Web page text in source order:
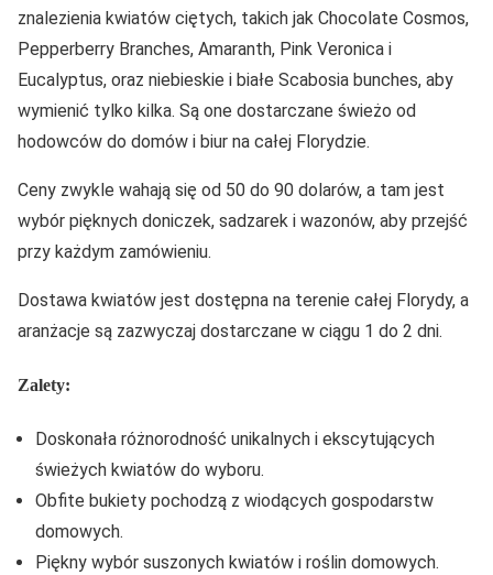
znalezienia kwiatów ciętych, takich jak Chocolate Cosmos,
Pepperberry Branches, Amaranth, Pink Veronica i
Eucalyptus, oraz niebieskie i białe Scabosia bunches, aby
wymienić tylko kilka. Są one dostarczane świeżo od
hodowców do domów i biur na całej Florydzie.
Ceny zwykle wahają się od 50 do 90 dolarów, a tam jest
wybór pięknych doniczek, sadzarek i wazonów, aby przejść
przy każdym zamówieniu.
Dostawa kwiatów jest dostępna na terenie całej Florydy, a
aranżacje są zazwyczaj dostarczane w ciągu 1 do 2 dni.
Zalety:
Doskonała różnorodność unikalnych i ekscytujących
świeżych kwiatów do wyboru.
Obfite bukiety pochodzą z wiodących gospodarstw
domowych.
Piękny wybór suszonych kwiatów i roślin domowych.